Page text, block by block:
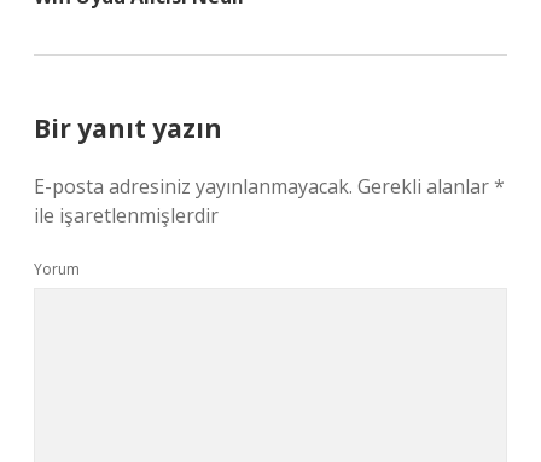
Bir yanıt yazın
E-posta adresiniz yayınlanmayacak. Gerekli alanlar*
ile işaretlenmişlerdir
Yorum